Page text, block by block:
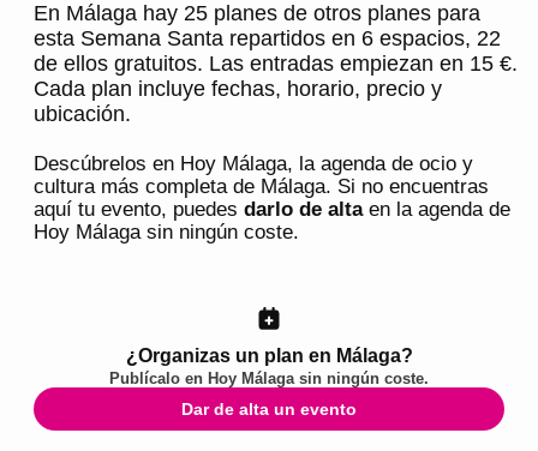
En Málaga hay 25 planes de otros planes para
esta Semana Santa repartidos en 6 espacios, 22
de ellos gratuitos. Las entradas empiezan en 15 €.
Cada plan incluye fechas, horario, precio y
ubicación.
Descúbrelos en Hoy Málaga, la agenda de ocio y
cultura más completa de Málaga. Si no encuentras
aquí tu evento, puedes darlo de altaen la agenda de
Hoy Málagasin ningún coste.
¿Organizas un plan en Málaga?
Publícalo en Hoy Málagasin ningún coste.
Dar de alta un evento